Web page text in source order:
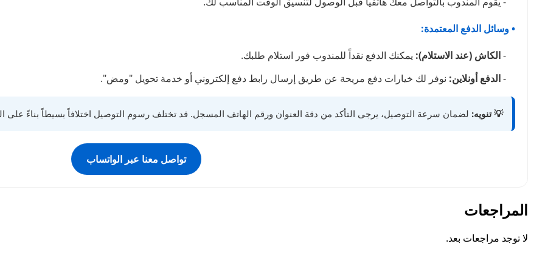
• وسائل الدفع المعتمدة:
-الكاش (عند الاستلام): يمكنك الدفع نقداً للمندوب فور استلام طلبك.
-الدفع أونلاين: نوفر لك خيارات دفع مريحة عن طريق إرسال رابط دفع إلكتروني أو خدمة تحويل "ومض".
💡 تنويه: لضمان سرعة التوصيل، يرجى التأكد من دقة العنوان ورقم الهاتف المسجل. قد تختلف رسوم التوصيل اختلافاً بسيطاً بناءً على
تواصل معنا عبر الواتساب
المراجعات
لا توجد مراجعات بعد.